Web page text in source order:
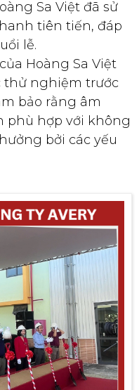
Sa Việt đã sử
tiên tiến, đáp
lễ.
Hoàng Sa Việt
thử nghiệm trước
bảo rằng âm
phù hợp với không
bởi các yếu